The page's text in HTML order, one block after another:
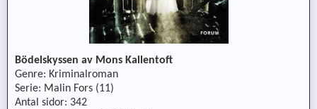
Bödelskyssen av Mons Kallentoft
Genre: Kriminalroman
Serie: Malin Fors (11)
Antal sidor: 342